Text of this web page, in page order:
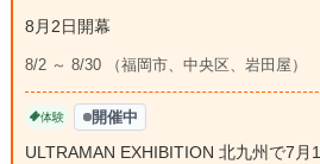
8月2日開幕
8/2 ～ 8/30 （福岡市、中央区、岩田屋）
体験 開催中
ULTRAMAN EXHIBITION 北九州で7月